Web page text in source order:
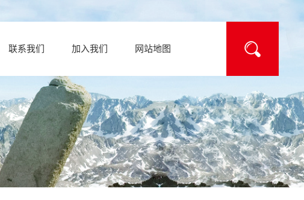
联系我们 加入我们 网站地图